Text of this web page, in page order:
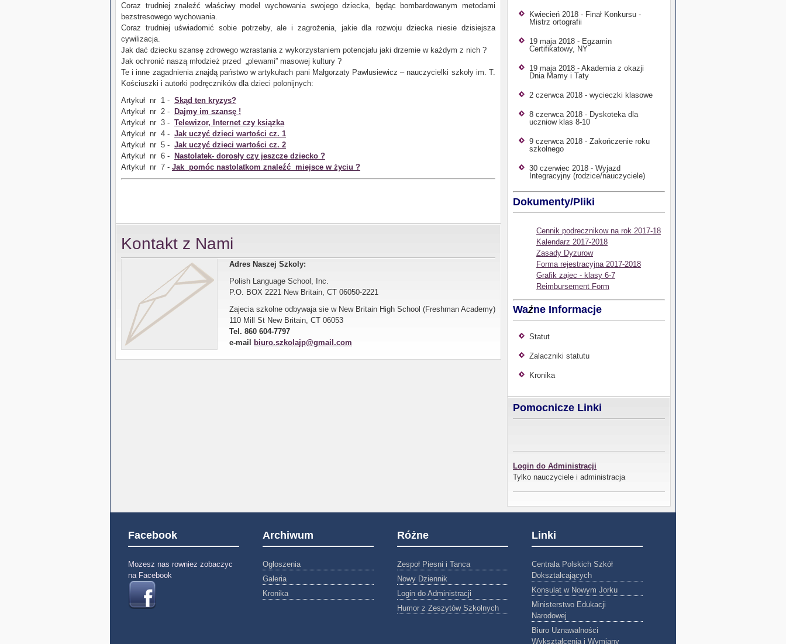
Coraz trudniej znaleźć właściwy model wychowania swojego dziecka, będąc bombardowanym metodami
bezstresowego wychowania.
Coraz trudniej uświadomić sobie potrzeby, ale i zagrożenia, jakie dla rozwoju dziecka niesie dzisiejsza
cywilizacja.
Jak dać dziecku szansę zdrowego wzrastania z wykorzystaniem potencjału jaki drzemie w każdym z nich ?
Jak ochronić naszą młodzież przed „plewami” masowej kultury ?
Te i inne zagadnienia znajdą państwo w artykułach pani Małgorzaty Pawlusiewicz – nauczycielki szkoły im. T.
Kościuszki i autorki podręczników dla dzieci polonijnych:
Artykuł nr 1 - Skąd ten kryzys?
Artykuł nr 2 -
Dajmy im szansę !
Artykuł nr 3 - Telewizor, Internet czy ksiązka
Artykuł nr 4 - Jak uczyć dzieci wartości cz. 1
Artykuł nr 5 - Jak uczyć dzieci wartości cz. 2
Artykuł nr 6 -
Nastolatek- dorosły czy jeszcze dziecko ?
Artykuł nr 7 - Jak pomóc nastolatkom znaleźć miejsce w życiu ?
Kontakt z Nami
Adres Naszej Szkoly:
Polish Language School, Inc.
P.O. BOX 2221 New Britain, CT 06050-2221
Zajecia szkolne odbywaja sie w New Britain High School (Freshman Academy)
110 Mill St New Britain, CT 06053
Tel. 860 604-7797
e-mail biuro.szkolajp@gmail.com
Kwiecień 2018 - Finał Konkursu -
Mistrz ortografii
19 maja 2018 - Egzamin
Certifikatowy, NY
19 maja 2018 - Akademia z okazji
Dnia Mamy i Taty
2 czerwca 2018 - wycieczki klasowe
8 czerwca 2018 - Dyskoteka dla
uczniow klas 8-10
9 czerwca 2018 - Zakończenie roku
szkolnego
30 czerwiec 2018 - Wyjazd
Integracyjny (rodzice/nauczyciele)
Dokumenty/Pliki
Cennik podrecznikow na rok 2017-18
Kalendarz 2017-2018
Zasady Dyzurow
Forma rejestracyjna 2017-2018
Grafik zajec - klasy 6-7
Reimbursement Form
Ważne Informacje
Statut
Zalaczniki statutu
Kronika
Pomocnicze Linki
Login do Administracji
Tylko nauczyciele i administracja
Facebook
Mozesz nas rowniez zobaczyc
na Facebook
Archiwum
Ogłoszenia
Galeria
Kronika
Różne
Zespoł Piesni i Tanca
Nowy Dziennik
Login do Administracji
Humor z Zeszytów Szkolnych
Linki
Centrala Polskich Szkół
Dokształcających
Konsulat w Nowym Jorku
Ministerstwo Edukacji
Narodowej
Biuro Uznawalności
Wykształcenia i Wymiany